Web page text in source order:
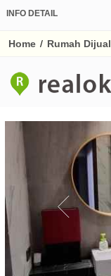
INFO DETAIL
Home / Rumah Dijual